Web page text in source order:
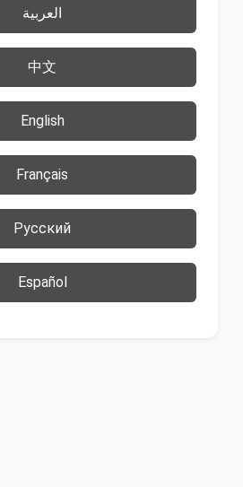
العربية
中文
English
Français
Русский
Español